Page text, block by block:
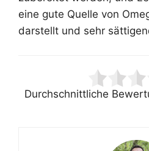
eine gute Quelle von
darstellt und sehr
Durchschnittliche